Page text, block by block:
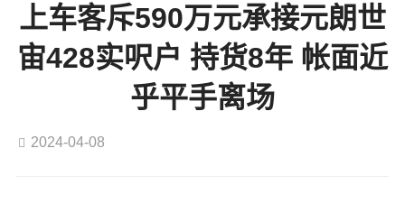
上车客斥590万元承接元朗世
宙428实呎户 持货8年 帐面近
乎平手离场
2024-04-08